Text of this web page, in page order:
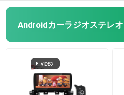
車のビデオ インターフェイス
車のダッシュ カムDVR
360 パノラマ車載カメラ
Androidカーラジオステレオ